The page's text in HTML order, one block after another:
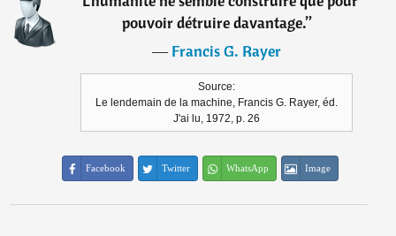
pouvoir détruire davantage.”
―Francis G. Rayer
Source:
Le lendemain de la machine, Francis G. Rayer, éd.
J'ai lu, 1972, p. 26
Facebook Twitter WhatsApp Image